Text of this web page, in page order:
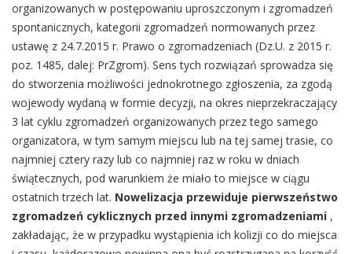
organizowanych w postępowaniu uproszczonym i zgromadzeń
spontanicznych, kategorii zgromadzeń normowanych przez
ustawę z 24.7.2015 r. Prawo o zgromadzeniach (Dz.U. z 2015 r.
poz. 1485, dalej: PrZgrom). Sens tych rozwiązań sprowadza się
do stworzenia możliwości jednokrotnego zgłoszenia, za zgodą
wojewody wydaną w formie decyzji, na okres nieprzekraczający
3 lat cyklu zgromadzeń organizowanych przez tego samego
organizatora, w tym samym miejscu lub na tej samej trasie, co
najmniej cztery razy lub co najmniej raz w roku w dniach
świątecznych, pod warunkiem że miało to miejsce w ciągu
ostatnich trzech lat. Nowelizacja przewiduje pierwszeństwo
zgromadzeń cyklicznych przed innymi zgromadzeniami ,
zakładając, że w przypadku wystąpienia ich kolizji co do miejsca